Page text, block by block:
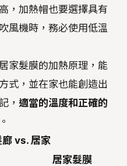
，加熱帽也要選擇具有
風機時，務必使用低溫
家髮膜的加熱原理，能
式，並在家也能創造出
， 適當的溫度和正確的
vs. 居家
居家髮膜